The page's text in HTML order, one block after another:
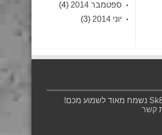
ספטמבר 2014
(4)
יוני 2014
(3)
אנחנו, צוות אתר Sk8r נשמח מאוד לשמוע מכם!
קשר